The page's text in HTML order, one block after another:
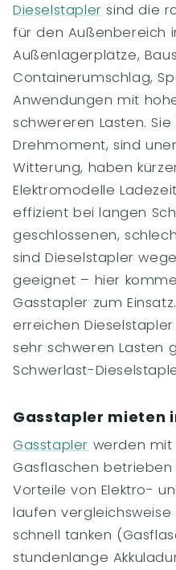
Dieselstapler sind die
für den Außenbereich
Außenlagerplätze,
Containerumschlag,
Anwendungen mit
schwereren Lasten.
Drehmoment, sind
Witterung, haben
Elektromodelle
effizient bei langen
geschlossenen,
sind Dieselstapler
geeignet – hier
Gasstapler zum
erreichen
sehr schweren Lasten
Schwerlast-
Gasstapler mieten
Gasstapler werden mit
Gasflaschen
Vorteile von Elektro-
laufen vergleichsweise
schnell tanken
stundenlange